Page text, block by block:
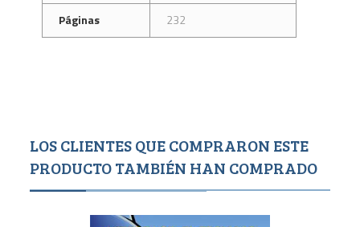
Páginas
232
LOS CLIENTES QUE COMPRARON ESTE
PRODUCTO TAMBIÉN HAN COMPRADO